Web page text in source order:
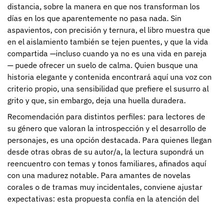
distancia, sobre la manera en que nos transforman los
días en los que aparentemente no pasa nada. Sin
aspavientos, con precisión y ternura, el libro muestra que
en el aislamiento también se tejen puentes, y que la vida
compartida —incluso cuando ya no es una vida en pareja
— puede ofrecer un suelo de calma. Quien busque una
historia elegante y contenida encontrará aquí una voz con
criterio propio, una sensibilidad que prefiere el susurro al
grito y que, sin embargo, deja una huella duradera.
Recomendación para distintos perfiles: para lectores de
su género que valoran la introspección y el desarrollo de
personajes, es una opción destacada. Para quienes llegan
desde otras obras de su autor/a, la lectura supondrá un
reencuentro con temas y tonos familiares, afinados aquí
con una madurez notable. Para amantes de novelas
corales o de tramas muy incidentales, conviene ajustar
expectativas: esta propuesta confía en la atención del